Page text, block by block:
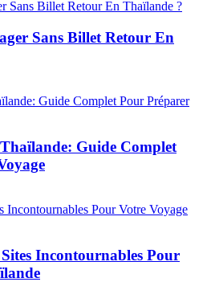
Sans Billet Retour En
Guide Complet
Incontournables Pour